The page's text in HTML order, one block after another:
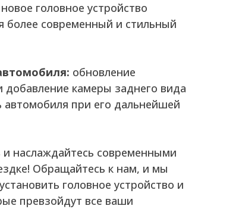
новое головное устройство
более современный и стильный
обновление
камеры заднего вида
при его дальнейшей
наслаждайтесь современными
Обращайтесь к нам, и мы
головное устройство и
превзойдут все ваши